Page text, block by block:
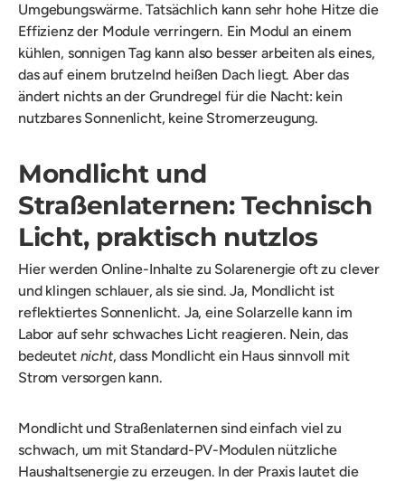
Umgebungswärme. Tatsächlich kann sehr hohe Hitze die
Effizienz der Module verringern. Ein Modul an einem
kühlen, sonnigen Tag kann also besser arbeiten als eines,
das auf einem brutzelnd heißen Dach liegt. Aber das
ändert nichts an der Grundregel für die Nacht: kein
nutzbares Sonnenlicht, keine Stromerzeugung.
Mondlicht und
Straßenlaternen: Technisch
Licht, praktisch nutzlos
Hier werden Online-Inhalte zu Solarenergie oft zu clever
und klingen schlauer, als sie sind. Ja, Mondlicht ist
reflektiertes Sonnenlicht. Ja, eine Solarzelle kann im
Labor auf sehr schwaches Licht reagieren. Nein, das
bedeutet nicht, dass Mondlicht ein Haus sinnvoll mit
Strom versorgen kann.
Mondlicht und Straßenlaternen sind einfach viel zu
schwach, um mit Standard-PV-Modulen nützliche
Haushaltsenergie zu erzeugen. In der Praxis lautet die